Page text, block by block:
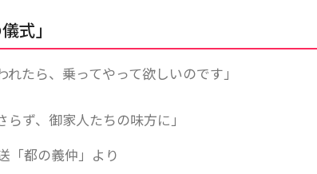
式」
たら、乗ってやって欲しいのです」
ず、御家人たちの味方に」
「都の義仲」より